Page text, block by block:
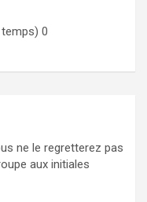
0
ne le regretterez pas
aux initiales